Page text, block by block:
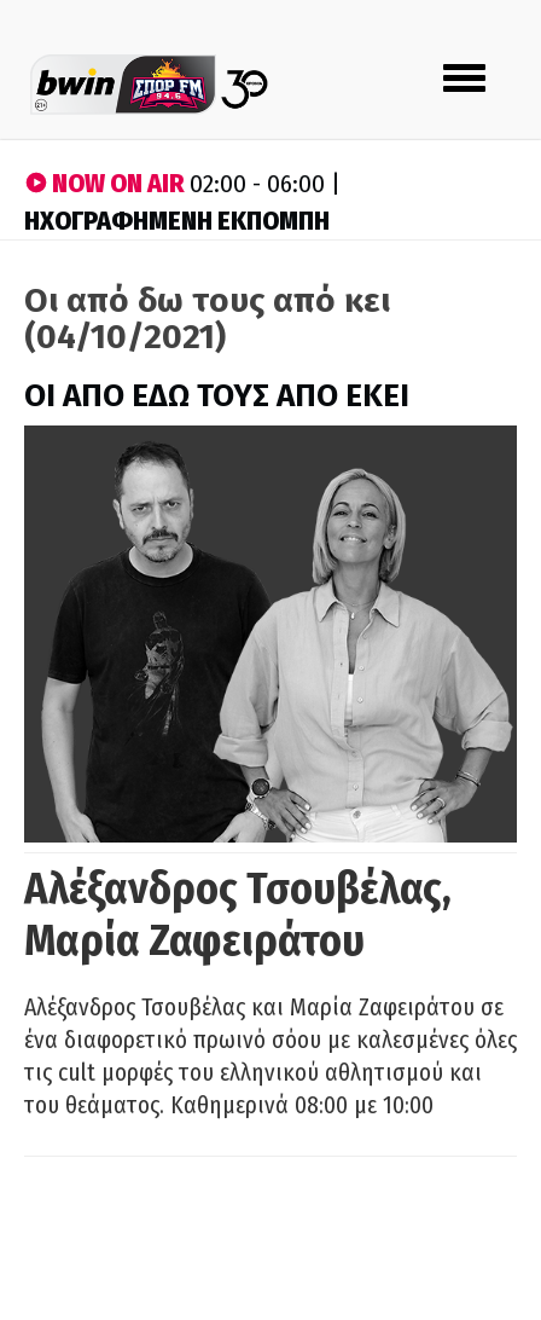
Toggle
navigation
NOW ON AIR02:00 - 06:00 |
ΗΧΟΓΡΑΦΗΜΕΝΗ ΕΚΠΟΜΠΗ
Οι από δω τους από κει
(04/10/2021)
ΟΙ ΑΠΟ ΕΔΩ ΤΟΥΣ ΑΠΟ ΕΚΕΙ
Αλέξανδρος Τσουβέλας,
Μαρία Ζαφειράτου
Αλέξανδρος Τσουβέλας και Μαρία Ζαφειράτου σε
ένα διαφορετικό πρωινό σόου με καλεσμένες όλες
τις cult μορφές του ελληνικού αθλητισμού και
του θεάματος. Καθημερινά 08:00 με 10:00